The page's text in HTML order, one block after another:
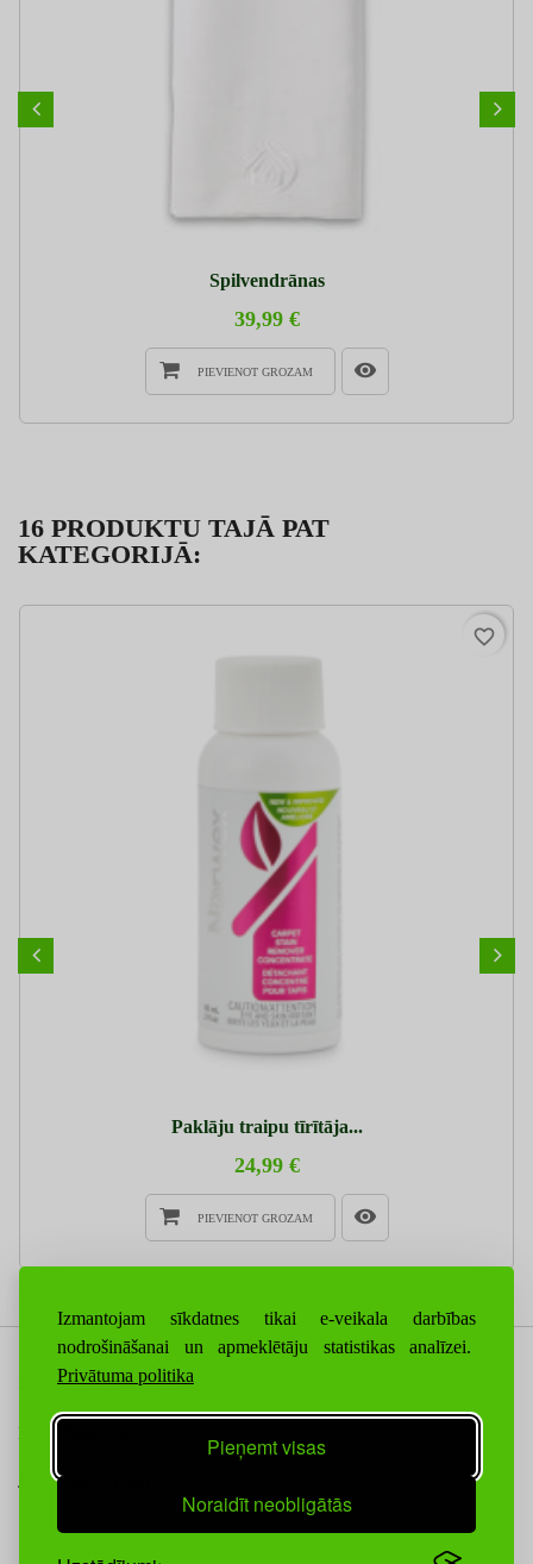
Izmantojam sīkdatnes tikai e-veikala darbības
nodrošināšanai un apmeklētāju statistikas analīzei.
Privātuma politika
Pieņemt visas
Noraidīt neobligātās
Spilvendrānas
39,99 €
PIEVIENOT GROZAM
16 PRODUKTU TAJĀ PAT
KATEGORIJĀ:
Paklāju traipu tīrītāja...
24,99 €
PIEVIENOT GROZAM
favorite_border
SAZINIETIES AR MUMS
INFORMĀCIJA
JAUNUMI E-PASTĀ